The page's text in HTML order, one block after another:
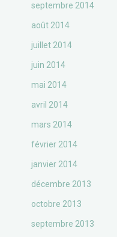
septembre 2014
août 2014
juillet 2014
juin 2014
mai 2014
avril 2014
mars 2014
février 2014
janvier 2014
décembre 2013
octobre 2013
septembre 2013